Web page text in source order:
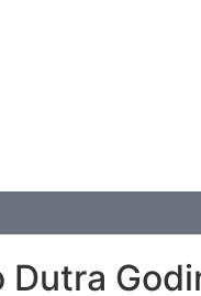
Dutra